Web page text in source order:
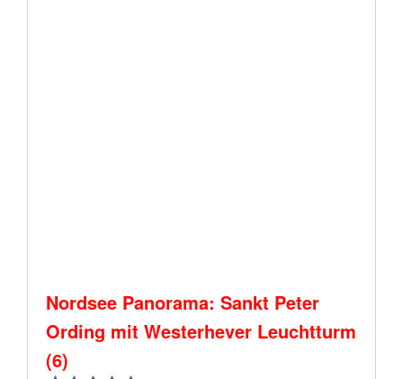
Nordsee Panorama: Sankt Peter
Ording mit Westerhever Leuchtturm
(6)